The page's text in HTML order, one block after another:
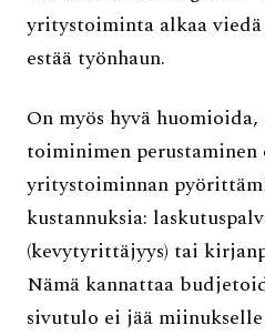
yritystoiminta alkaa viedä
estää työnhaun.
On myös hyvä
toiminimen perustaminen
yritystoiminnan
kustannuksia:
(kevytyrittäjyys) tai
Nämä kannattaa
sivutulo ei jää